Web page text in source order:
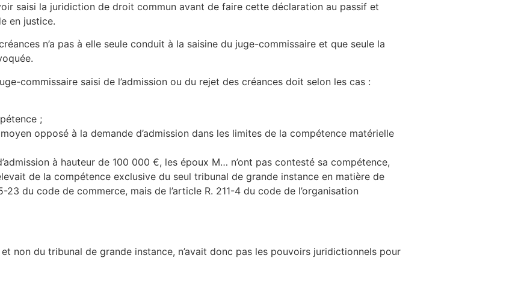
saisi la juridiction de droit commun avant de faire cette déclaration au passif et
en justice.
n’a pas à elle seule conduit à la saisine du juge-commissaire et que seule la
commissaire saisi de l’admission ou du rejet des créances doit selon les cas :
;
opposé à la demande d’admission dans les limites de la compétence matérielle
à hauteur de 100 000 €, les époux M… n’ont pas contesté sa compétence,
de la compétence exclusive du seul tribunal de grande instance en matière de
du code de commerce, mais de l’article R. 211-4 du code de l’organisation
non du tribunal de grande instance, n’avait donc pas les pouvoirs juridictionnels pour